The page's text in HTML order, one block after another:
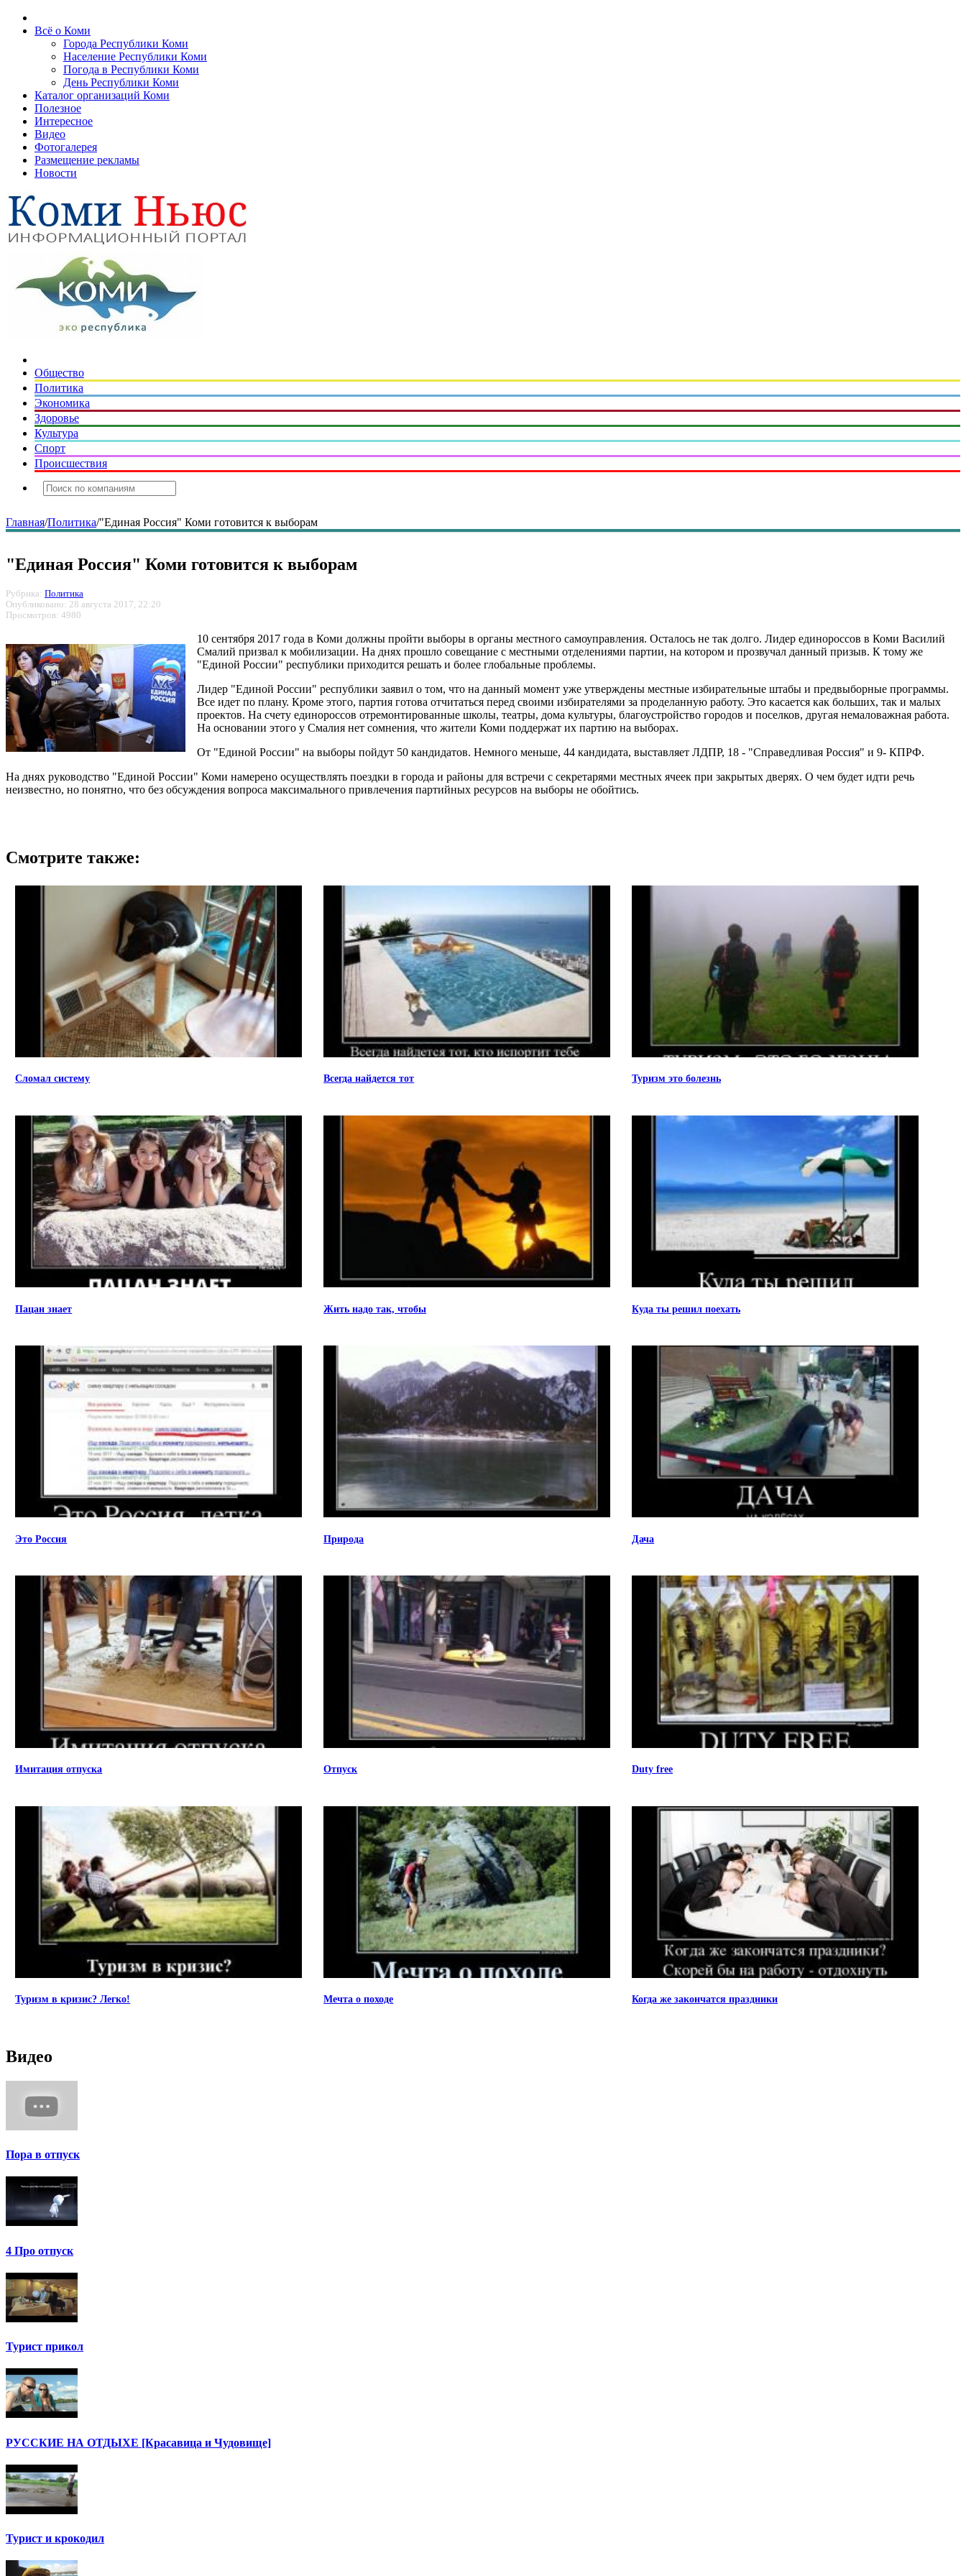
Всё о Коми
Города Республики Коми
Население Республики Коми
Погода в Республики Коми
День Республики Коми
Каталог организаций Коми
Полезное
Интересное
Видео
Фотогалерея
Размещение рекламы
Новости
Общество
Политика
Экономика
Здоровье
Культура
Спорт
Происшествия
Главная/Политика/"Единая Россия" Коми готовится к выборам
"Единая Россия" Коми готовится к выборам
Рубрика: Политика
Опубликовано: 28 августа 2017, 22:20
Просмотров: 4980
10 сентября 2017 года в Коми должны пройти выборы в органы местного самоуправления. Осталось не так долго. Лидер единороссов в Коми Василий
Смалий призвал к мобилизации. На днях прошло совещание с местными отделениями партии, на котором и прозвучал данный призыв. К тому же
"Единой России" республики приходится решать и более глобальные проблемы.
Лидер "Единой России" республики заявил о том, что на данный момент уже утверждены местные избирательные штабы и предвыборные программы.
Все идет по плану. Кроме этого, партия готова отчитаться перед своими избирателями за проделанную работу. Это касается как больших, так и малых
проектов. На счету единороссов отремонтированные школы, театры, дома культуры, благоустройство городов и поселков, другая немаловажная работа.
На основании этого у Смалия нет сомнения, что жители Коми поддержат их партию на выборах.
От "Единой России" на выборы пойдут 50 кандидатов. Немного меньше, 44 кандидата, выставляет ЛДПР, 18 - "Справедливая Россия" и 9- КПРФ.
На днях руководство "Единой России" Коми намерено осуществлять поездки в города и районы для встречи с секретарями местных ячеек при закрытых дверях. О чем будет идти речь
неизвестно, но понятно, что без обсуждения вопроса максимального привлечения партийных ресурсов на выборы не обойтись.
Смотрите также:
Сломал систему Всегда найдется тот Туризм это болезнь
Пацан знает Жить надо так, чтобы Куда ты решил поехать
Это Россия Природа Дача
Имитация отпуска Отпуск Duty free
Туризм в кризис? Легко! Мечта о походе Когда же закончатся праздники
Видео
Пора в отпуск
4 Про отпуск
Турист прикол
РУССКИЕ НА ОТДЫХЕ [Красавица и Чудовище]
Турист и крокодил